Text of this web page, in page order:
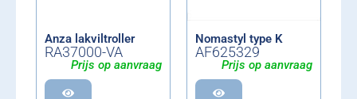
Anza lakviltroller
RA37000-VA
Prijs op aanvraag
Nomastyl type K
AF625329
Prijs op aanvraag